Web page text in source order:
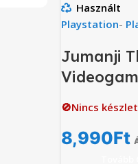
Használt
Playstation-
Jumanji
🚫Nincs
8,990Ft